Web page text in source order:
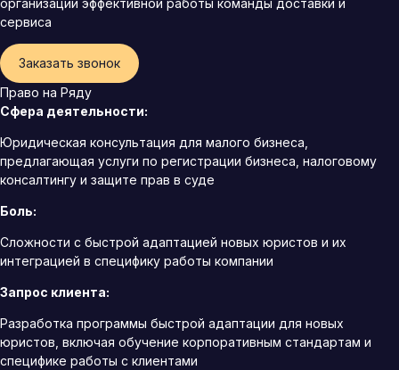
организации эффективной работы команды доставки и
сервиса
Заказать звонок
Право на Ряду
Сфера деятельности:
Юридическая консультация для малого бизнеса,
предлагающая услуги по регистрации бизнеса, налоговому
консалтингу и защите прав в суде
Боль:
Сложности с быстрой адаптацией новых юристов и их
интеграцией в специфику работы компании
Запрос клиента:
Разработка программы быстрой адаптации для новых
юристов, включая обучение корпоративным стандартам и
специфике работы с клиентами